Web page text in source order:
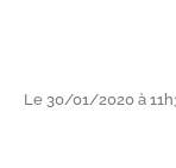
Le 30/01/2020 à